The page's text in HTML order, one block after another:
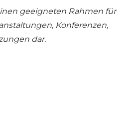
geeigneten Rahmen für
Konferenzen,
dar.